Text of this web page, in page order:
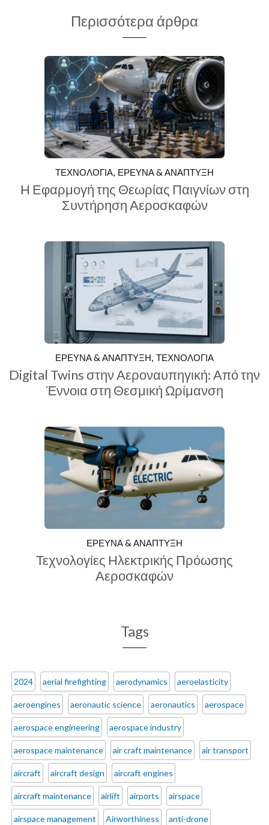
Περισσότερα άρθρα
ΤΕΧΝΟΛΟΓΙΑ ΕΡΕΥΝΑ & ΑΝΑΠΤΥΞΗ
Η Εφαρμογή της Θεωρίας Παιγνίων στη
Συντήρηση Αεροσκαφών
ΕΡΕΥΝΑ & ΑΝΑΠΤΥΞΗ ΤΕΧΝΟΛΟΓΙΑ
Digital Twins στην Αεροναυπηγική: Από την
Έννοια στη Θεσμική Ωρίμανση
ΕΡΕΥΝΑ & ΑΝΑΠΤΥΞΗ
Τεχνολογίες Ηλεκτρικής Πρόωσης
Αεροσκαφών
Tags
2024 aerial firefighting aerodynamics aeroelasticity
aeroengines aeronautic science aeronautics aerospace
aerospace engineering aerospace industry
aerospace maintenance air craft maintenance air transport
aircraft aircraft design aircraft engines
aircraft maintenance airlift airports airspace
airspace management Airworthiness anti-drone